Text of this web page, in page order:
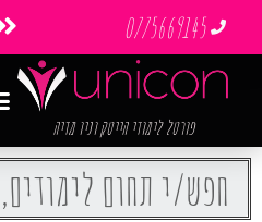
0775669145
פורטל לימודי הייטק וניו מדיה